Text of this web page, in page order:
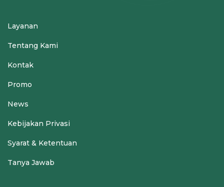
Layanan
Tentang Kami
Kontak
Promo
News
Kebijakan Privasi
Syarat & Ketentuan
Tanya Jawab